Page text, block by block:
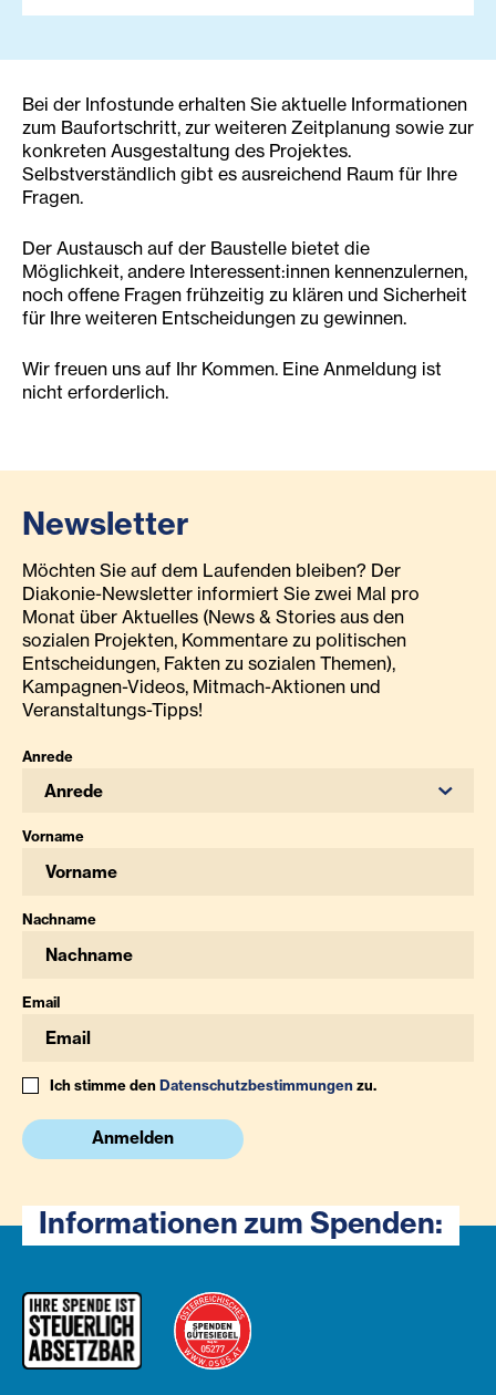
Bei der Infostunde erhalten Sie aktuelle Informationen
zum Baufortschritt, zur weiteren Zeitplanung sowie zur
konkreten Ausgestaltung des Projektes.
Selbstverständlich gibt es ausreichend Raum für Ihre
Fragen.
Der Austausch auf der Baustelle bietet die
Möglichkeit, andere Interessent:innen kennenzulernen,
noch offene Fragen frühzeitig zu klären und Sicherheit
für Ihre weiteren Entscheidungen zu gewinnen.
Wir freuen uns auf Ihr Kommen. Eine Anmeldung ist
nicht erforderlich.
Newsletter
Möchten Sie auf dem Laufenden bleiben? Der
Diakonie-Newsletter informiert Sie zwei Mal pro
Monat über Aktuelles (News & Stories aus den
sozialen Projekten, Kommentare zu politischen
Entscheidungen, Fakten zu sozialen Themen),
Kampagnen-Videos, Mitmach-Aktionen und
Veranstaltungs-Tipps!
Anrede
Anrede
Vorname
Nachname
Email
Ich stimme denDatenschutzbestimmungenzu.
Anmelden
Informationen zum Spenden: